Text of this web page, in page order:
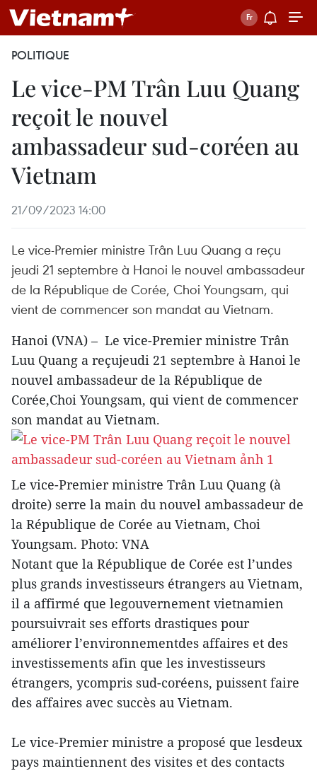
POLITIQUE
Le vice-PM Trân Luu Quang
reçoit le nouvel
ambassadeur sud-coréen au
Vietnam
21/09/2023 14:00
Le vice-Premier ministre Trân Luu Quang a reçu
jeudi 21 septembre à Hanoi le nouvel ambassadeur
de la République de Corée, Choi Youngsam, qui
vient de commencer son mandat au Vietnam.
Hanoi (VNA) – Le vice-Premier ministre Trân
Luu Quang a reçujeudi 21 septembre à Hanoi le
nouvel ambassadeur de la République de
Corée,Choi Youngsam, qui vient de commencer
son mandat au Vietnam.
Le vice-Premier ministre Trân Luu Quang (à
droite) serre la main du nouvel ambassadeur de
la République de Corée au Vietnam, Choi
Youngsam. Photo: VNA
Notant que la République de Corée est l’undes
plus grands investisseurs étrangers au Vietnam,
il a affirmé que legouvernement vietnamien
poursuivrait ses efforts drastiques pour
améliorer l’environnementdes affaires et des
investissements afin que les investisseurs
étrangers, ycompris sud-coréens, puissent faire
des affaires avec succès au Vietnam.
Le vice-Premier ministre a proposé que lesdeux
pays maintiennent des visites et des contacts